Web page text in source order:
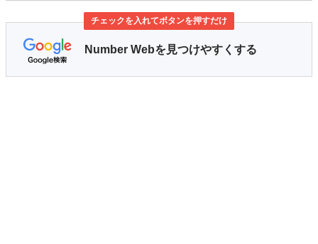
チェックを入れてボタンを押すだけ
Number Webを見つけやすくする